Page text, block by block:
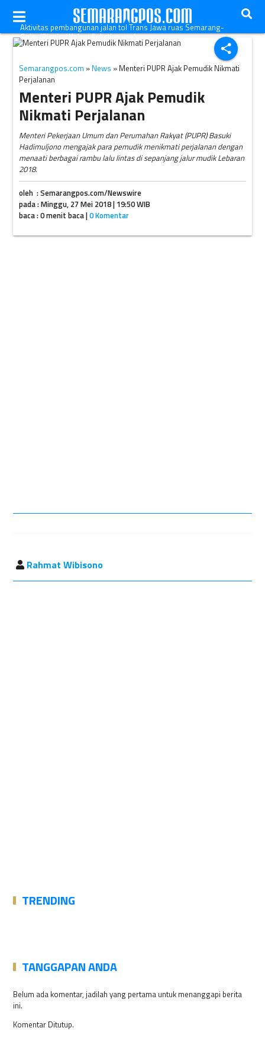
share
Aktivitas pembangunan jalan tol Trans Jawa ruas Semarang-
Solo. (Bisnis-Wahyu Sulistiyawan)
Semarangpos.com » News » Menteri PUPR Ajak Pemudik Nikmati
Perjalanan
Menteri PUPR Ajak Pemudik
Nikmati Perjalanan
Menteri Pekerjaan Umum dan Perumahan Rakyat (PUPR) Basuki
Hadimuljono mengajak para pemudik menikmati perjalanan dengan
menaati berbagai rambu lalu lintas di sepanjang jalur mudik Lebaran
2018.
oleh : Semarangpos.com/Newswire
pada : Minggu, 27 Mei 2018 | 19:50 WIB
baca : 0 menit baca |0 Komentar
Rahmat Wibisono
TRENDING
TANGGAPAN ANDA
Belum ada komentar, jadilah yang pertama untuk menanggapi berita
ini.
Komentar Ditutup.